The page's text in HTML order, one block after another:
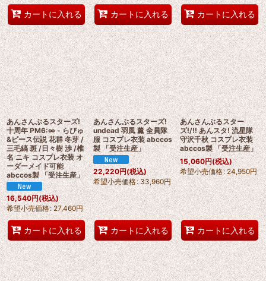
カートに入れる カートに入れる カートに入れる
あんさんぶるスターズ!
十周年 PM6:∞ - らびゅ
&ピース伝説 花群 冬芽 /
三毛縞 斑 /日々樹 渉 /椎
名 ニキ コスプレ衣装 オ
ーダーメイド可能
abccos製 「受注生産」
16,540円(税込)
希望小売価格: 27,460円
カートに入れる
あんさんぶるスターズ!
undead 羽風 薰 全員隊
服 コスプレ衣装 abccos
製 「受注生産」
22,220円(税込)
希望小売価格: 33,960円
カートに入れる
あんさんぶるスター
ズ!/!! あんスタ! 流星隊
守沢千秋 コスプレ衣装
abccos製 「受注生産」
15,060円(税込)
希望小売価格: 24,950円
カートに入れる